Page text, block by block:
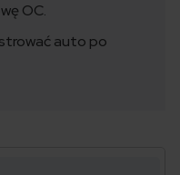
OC.
auto po